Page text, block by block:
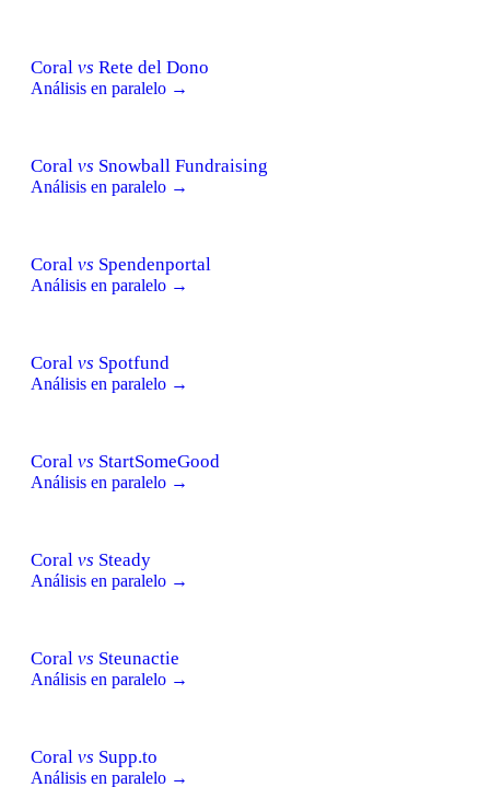
Coral vs Rete del Dono
Análisis en paralelo →
Coral vs Snowball Fundraising
Análisis en paralelo →
Coral vs Spendenportal
Análisis en paralelo →
Coral vs Spotfund
Análisis en paralelo →
Coral vs StartSomeGood
Análisis en paralelo →
Coral vs Steady
Análisis en paralelo →
Coral vs Steunactie
Análisis en paralelo →
Coral vs Supp.to
Análisis en paralelo →